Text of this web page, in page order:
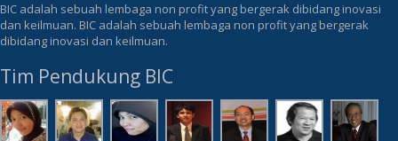
BIC adalah sebuah lembaga non profit yang bergerak dibidang inovasi
dan keilmuan. BIC adalah sebuah lembaga non profit yang bergerak
dibidang inovasi dan keilmuan.
Tim Pendukung BIC